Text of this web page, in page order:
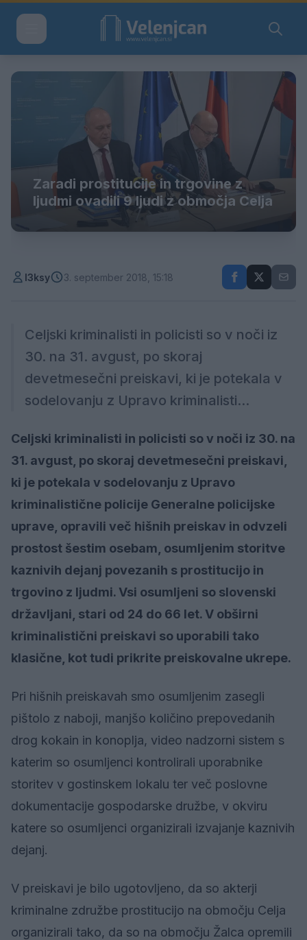
Zaradi prostitucije in trgovine z
ljudmi ovadili 9 ljudi z območja Celja
l3ksy 3. september 2018, 15:18
Celjski kriminalisti in policisti so v noči iz
30. na 31. avgust, po skoraj
devetmesečni preiskavi, ki je potekala v
sodelovanju z Upravo kriminalisti...
Celjski kriminalisti in policisti so v noči iz 30. na
31. avgust, po skoraj devetmesečni preiskavi,
ki je potekala v sodelovanju z Upravo
kriminalistične policije Generalne policijske
uprave, opravili več hišnih preiskav in odvzeli
prostost šestim osebam, osumljenim storitve
kaznivih dejanj povezanih s prostitucijo in
trgovino z ljudmi. Vsi osumljeni so slovenski
državljani, stari od 24 do 66 let. V obširni
kriminalistični preiskavi so uporabili tako
klasične, kot tudi prikrite preiskovalne ukrepe.
Pri hišnih preiskavah smo osumljenim zasegli
pištolo z naboji, manjšo količino prepovedanih
drog kokain in konoplja, video nadzorni sistem s
katerim so osumljenci kontrolirali uporabnike
storitev v gostinskem lokalu ter več poslovne
dokumentacije gospodarske družbe, v okviru
katere so osumljenci organizirali izvajanje kaznivih
dejanj.
V preiskavi je bilo ugotovljeno, da so akterji
kriminalne združbe prostitucijo na območju Celja
organizirali tako, da so na območju Žalca opremili